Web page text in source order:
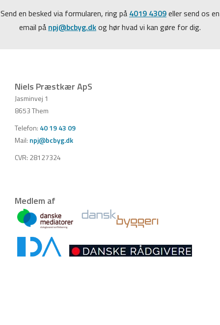
Send en besked via formularen, ring på 4019 4309eller send os en
email på npj@bcbyg.dkog hør hvad vi kan gøre for dig.
Niels Præstkær ApS
Jasminvej 1
8653 Them
Telefon: 40 19 43 09
Mail: npj@bcbyg.dk
CVR: 28127324
Medlem af